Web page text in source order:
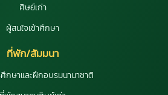
ศิษย์เก่า
ผู้สนใจเข้าศึกษา
ที่พัก/สัมมนา
กษาและฝึกอบรมนานาชาติ